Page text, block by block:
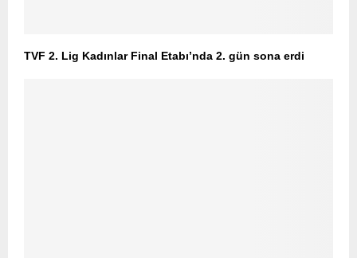
TVF 2. Lig Kadınlar Final Etabı’nda 2. gün sona erdi